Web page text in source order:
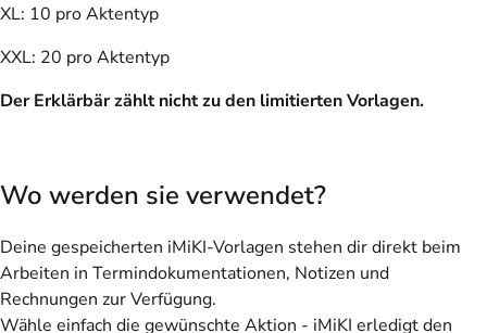
XL: 10 pro Aktentyp
XXL: 20 pro Aktentyp
Der Erklärbär zählt nicht zu den limitierten Vorlagen.
Wo werden sie verwendet?
Deine gespeicherten iMiKI-Vorlagen stehen dir direkt beim
Arbeiten in Termindokumentationen, Notizen und
Rechnungen zur Verfügung.
Wähle einfach die gewünschte Aktion - iMiKI erledigt den